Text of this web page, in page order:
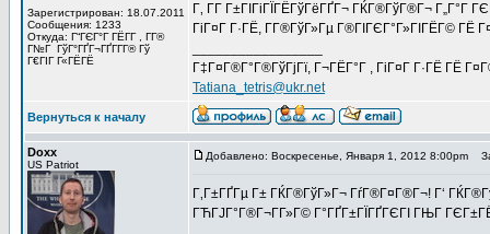
Зарегистрирован: 18.07.2011
Сообщения: 1233
Откуда: Г“ГЄГ°Г ГЁГ­Г , Г­Г®
Г№Г ГўГ°ГҐГ¬ГҐГ­Г­Г® Гў
Г€ГІГ Г«ГЁГЁ
Г‚ Г­Г Г±ГІГіГЇГЁГўГёГҐГ¬ ГЌГ®ГўГ®Г¬ Г„Г°Г
ГіГ¤Г Г·ГЁ, Г­Г®ГўГ»Гµ Г®ГІГЄГ°Г»ГІГЁГ© ГЁ
Г‡Г¤Г®Г°Г®ГўГјГї, Г¬ГЁГ°Г , ГіГ¤Г Г·ГЁ ГЁ
Tatiana_tetris@ukr.net
Вернуться к началу
Doxx
US Patriot
Добавлено: Воскресенье, Января 1, 2012 8:00pm
Г‚Г±ГҐГµ Г± ГЌГ®ГўГ»Г¬ ГѓГ®Г¤Г®Г¬! Г‘
ГЋГЈГ°Г®Г¬Г­Г»Г© Г°ГҐГ±ГЇГҐГЄГІ ГЊГ